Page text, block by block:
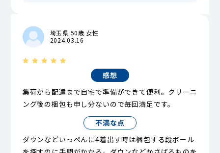
埼玉県 50歳 女性
2024.03.16
感想
集荷から配達まで自宅で準備ができて便利。クリーニ
ング後の梱包も申し分ないので毎回満足です。
不満な点
ダウンなどいっぺんに4着出す時は梱包する段ボール